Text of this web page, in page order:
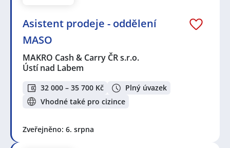
Asistent prodeje - oddělení
MASO
MAKRO Cash & Carry ČR s.r.o.
Ústí nad Labem
32 000 – 35 700 Kč
Plný úvazek
Vhodné také pro cizince
Zveřejněno: 6. srpna